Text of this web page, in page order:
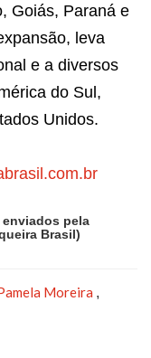
Goiás, Paraná e
leva
e a diversos
do Sul,
Unidos.
pela
Brasil)
Moreira ,